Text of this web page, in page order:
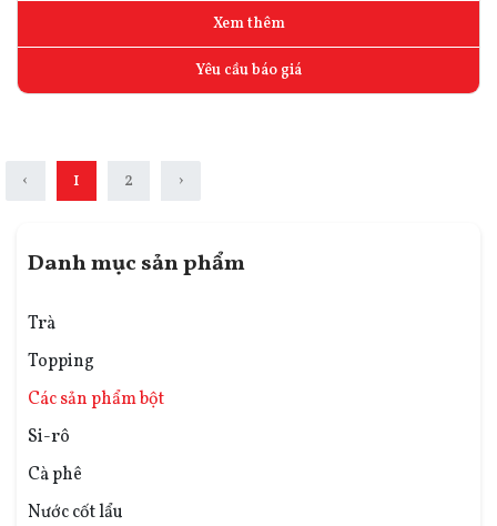
Xem thêm
Yêu cầu báo giá
‹ 1 2 ›
Danh mục sản phẩm
Trà
Topping
Các sản phẩm bột
Si-rô
Cà phê
Nước cốt lẩu